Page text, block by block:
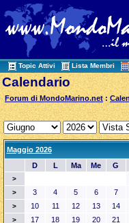
Topic Attivi Lista Membri
Calendario
Forum di MondoMarino.net :
Maggio 2026
D
L Ma Me G
>
> 3 4 5 6 7
> 10 11 12 13 14
> 17 18 19 20 21